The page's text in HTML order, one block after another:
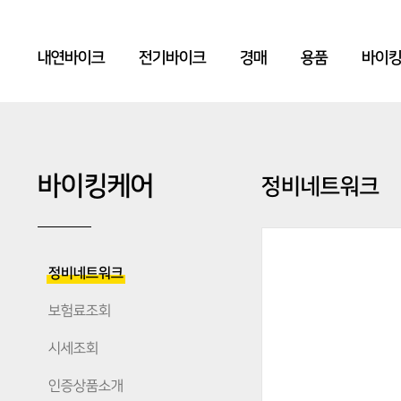
내연바이크 전기바이크 경매 용품 바이
바이킹케어
정비네트워크
보험료조회
시세조회
인증상품소개
정비네트워크